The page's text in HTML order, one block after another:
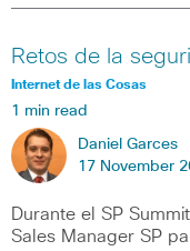
Retos de la
Internet de las Cosas
1 min read
Daniel Garces
17 November
Durante el SP
Sales Manager SP